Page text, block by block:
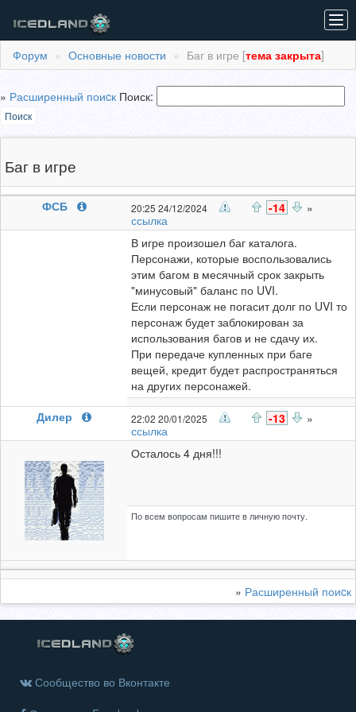
Форум
Основные новости Баг в игре [тема закрыта]
» Расширенный поиcк Поиск:
Поиск
Баг в игре
ФСБ 20:25 24/12/2024 -14
»
ссылка
В игре произошел баг каталога.
Персонажи, которые воспользовались
этим багом в месячный срок закрыть
"минусовый" баланс по UVI.
Если персонаж не погасит долг по UVI то
персонаж будет заблокирован за
использования багов и не сдачу их.
При передаче купленных при баге
вещей, кредит будет распространяться
на других персонажей.
Дилер
22:02 20/01/2025 -13
»
ссылка
Осталось 4 дня!!!
По всем вопросам пишите в личную почту.
» Расширенный поиcк
Сообщество во Вконтакте